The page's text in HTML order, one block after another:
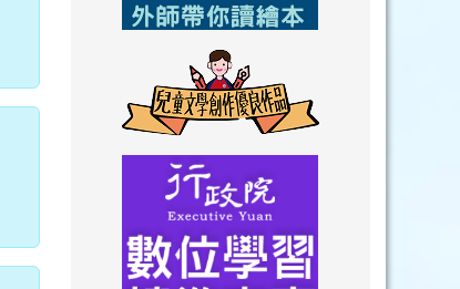
link to https://www.youtube.com/